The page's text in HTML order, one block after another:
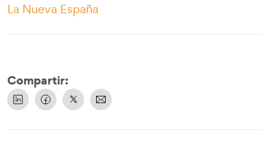
La Nueva España
Compartir: